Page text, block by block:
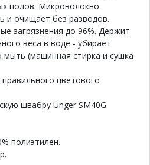
полов. Микроволокно
и очищает без разводов.
загрязнения до 96%. Держит
веса в воде - убирает
(машинная стирка и сушка
цветового
швабру Unger SM40G.
полиэтилен.